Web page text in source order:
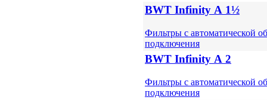
BWT Infinity А 1½
Фильтры с автоматической
подключения
BWT Infinity А 2
Фильтры с автоматической
подключения